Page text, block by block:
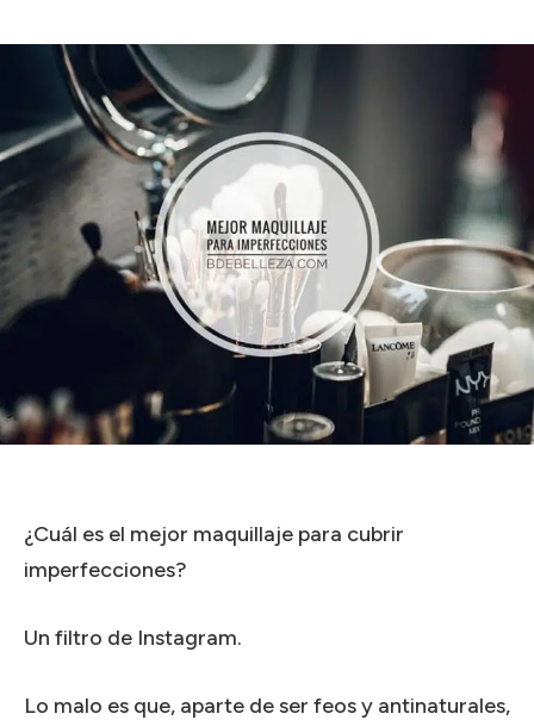
¿Cuál es el mejor maquillaje para cubrir
imperfecciones?
Un filtro de Instagram.
Lo malo es que, aparte de ser feos y antinaturales,